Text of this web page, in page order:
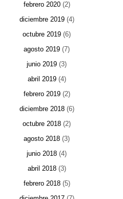
febrero 2020(2)
diciembre 2019(4)
octubre 2019 (6)
agosto 2019 (7)
junio 2019 (3)
abril 2019(4)
febrero 2019(2)
diciembre 2018(6)
octubre 2018 (2)
agosto 2018 (3)
junio 2018 (4)
abril 2018(3)
febrero 2018(5)